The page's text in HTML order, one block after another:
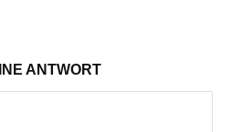
ANTWORT